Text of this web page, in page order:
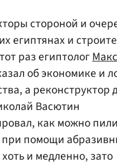
стороной и
египтянах и
раз египтолог
об экономике и
а реконструктор
Васютин
как можно
помощи
и медленно, зато